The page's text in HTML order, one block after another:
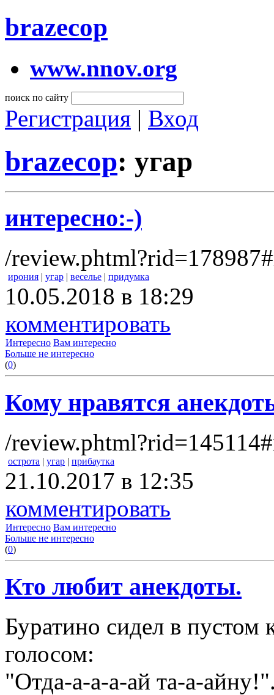
brazecop
www.nnov.org
поиск по сайту
Регистрация | Вход
brazecop: угар
интересно:-)
/
ирония | угар | веселье | придумка
10.05.2018 в 18:29
комментировать
Интересно Вам интересно
Больше не интересно
(0)
Кому нравятся
/
острота | угар | прибаутка
21.10.2017 в 12:35
комментировать
Интересно Вам интересно
Больше не интересно
(0)
Кто любит анекдоты.
Буратино сидел в
голосом:
"Отда-а-а-а-ай та-а-